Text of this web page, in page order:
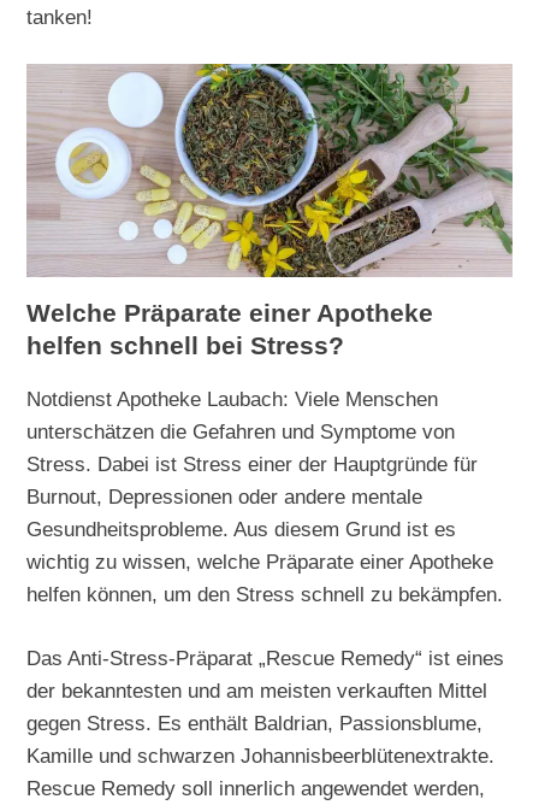
tanken!
Welche Präparate einer Apotheke
helfen schnell bei Stress?
Notdienst Apotheke Laubach: Viele Menschen
unterschätzen die Gefahren und Symptome von
Stress. Dabei ist Stress einer der Hauptgründe für
Burnout, Depressionen oder andere mentale
Gesundheitsprobleme. Aus diesem Grund ist es
wichtig zu wissen, welche Präparate einer Apotheke
helfen können, um den Stress schnell zu bekämpfen.
Das Anti-Stress-Präparat „Rescue Remedy“ ist eines
der bekanntesten und am meisten verkauften Mittel
gegen Stress. Es enthält Baldrian, Passionsblume,
Kamille und schwarzen Johannisbeerblütenextrakte.
Rescue Remedy soll innerlich angewendet werden,